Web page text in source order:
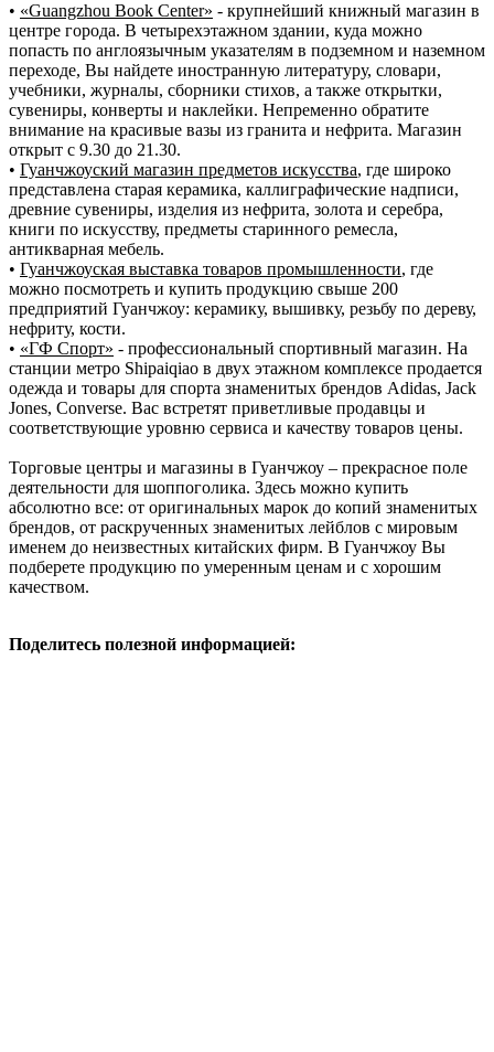
• «Guangzhou Book Centеr» - крупнейший книжный магазин в
центре города. В четырехэтажном здании, куда можно
попасть по англоязычным указателям в подземном и наземном
переходе, Вы найдете иностранную литературу, словари,
учебники, журналы, сборники стихов, а также открытки,
сувениры, конверты и наклейки. Непременно обратите
внимание на красивые вазы из гранита и нефрита. Магазин
открыт с 9.30 до 21.30.
• Гуанчжоуский магазин предметов искусства, где широко
представлена старая керамика, каллиграфические надписи,
древние сувениры, изделия из нефрита, золота и серебра,
книги по искусству, предметы старинного ремесла,
антикварная мебель.
• Гуанчжоуская выставка товаров промышленности, где
можно посмотреть и купить продукцию свыше 200
предприятий Гуанчжоу: керамику, вышивку, резьбу по дереву,
нефриту, кости.
• «ГФ Спорт» - профессиональный спортивный магазин. На
станции метро Shipаiqiao в двух этажном комплексе продается
одежда и товары для спорта знаменитых брендов Adidas, Jack
Jonеs, Converse. Вас встретят приветливые продавцы и
соответствующие уровню сервиса и качеству товаров цены.
Торговые центры и магазины в Гуанчжоу – прекрасное поле
деятельности для шоппоголика. Здесь можно купить
абсолютно все: от оригинальных марок до копий знаменитых
брендов, от раскрученных знаменитых лейблов с мировым
именем до неизвестных китайских фирм. В Гуанчжоу Вы
подберете продукцию по умеренным ценам и с хорошим
качеством.
Поделитесь полезной информацией: